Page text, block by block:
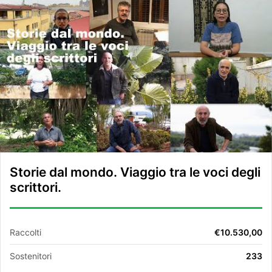
Storie dal mondo. Viaggio tra le voci degli
scrittori.
Raccolti €10.530,00
Sostenitori 233